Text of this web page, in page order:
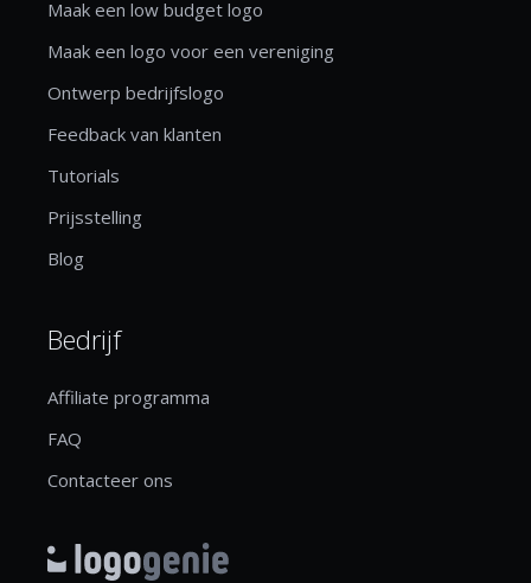
Maak een low budget logo
Maak een logo voor een vereniging
Ontwerp bedrijfslogo
Feedback van klanten
Tutorials
Prijsstelling
Blog
Bedrijf
Affiliate programma
FAQ
Contacteer ons